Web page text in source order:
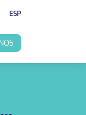
ESP